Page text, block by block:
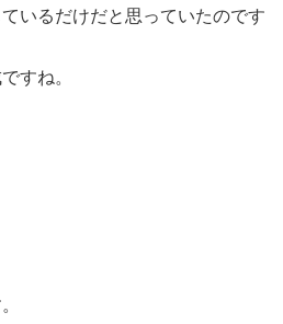
いるだけだと思っていたのです
すね。